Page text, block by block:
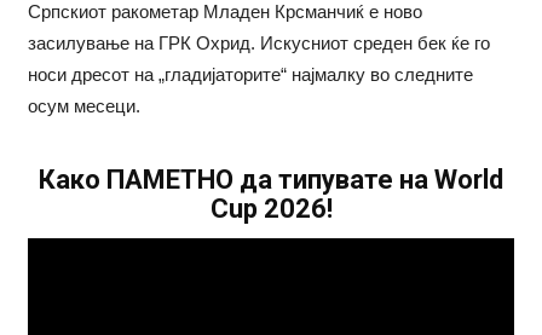
Српскиот ракометар Младен Крсманчиќ е ново
засилување на ГРК Охрид. Искусниот среден бек ќе го
носи дресот на „гладијаторите“ најмалку во следните
осум месеци.
Како ПАМЕТНО да типувате на World
Cup 2026!